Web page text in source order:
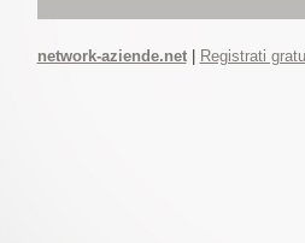
network-aziende.net| Registrati